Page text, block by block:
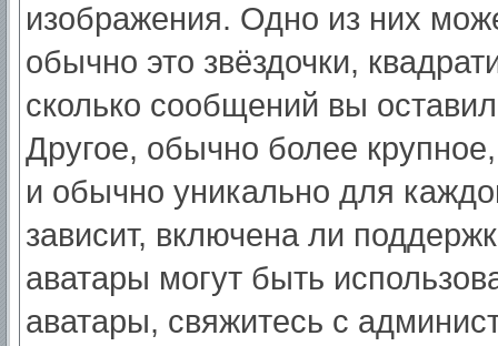
изображения. Одно из них
обычно это звёздочки,
сколько сообщений вы
Другое, обычно более
и обычно уникально для
зависит, включена ли
аватары могут быть
аватары, свяжитесь с